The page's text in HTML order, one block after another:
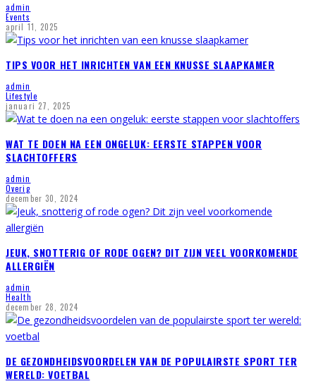
admin
Events
april 11, 2025
TIPS VOOR HET INRICHTEN VAN EEN KNUSSE SLAAPKAMER
admin
Lifestyle
januari 27, 2025
WAT TE DOEN NA EEN ONGELUK: EERSTE STAPPEN VOOR
SLACHTOFFERS
admin
Overig
december 30, 2024
JEUK, SNOTTERIG OF RODE OGEN? DIT ZIJN VEEL VOORKOMENDE
ALLERGIËN
admin
Health
december 28, 2024
DE GEZONDHEIDSVOORDELEN VAN DE POPULAIRSTE SPORT TER
WERELD: VOETBAL